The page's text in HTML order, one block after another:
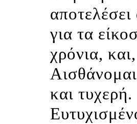
για τα
χρόνια,
και τυχερή.